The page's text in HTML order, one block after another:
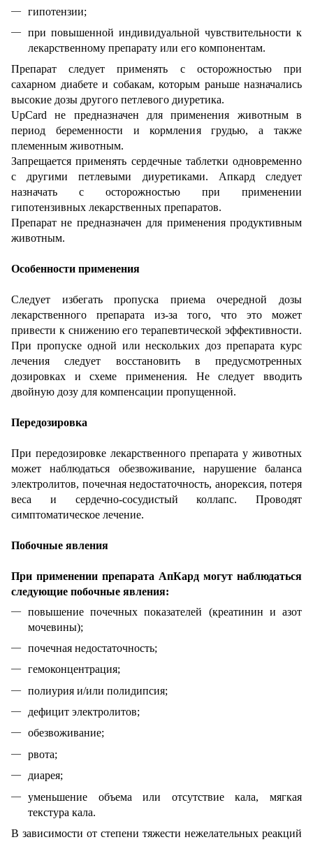
гипотензии;
при повышенной индивидуальной чувствительности к
лекарственному препарату или его компонентам.
Препарат следует применять с осторожностью при
сахарном диабете и собакам, которым раньше назначались
высокие дозы другого петлевого диуретика.
UpCard не предназначен для применения животным в
период беременности и кормления грудью, а также
племенным животным.
Запрещается применять сердечные таблетки одновременно
с другими петлевыми диуретиками. Апкард следует
назначать с осторожностью при применении
гипотензивных лекарственных препаратов.
Препарат не предназначен для применения продуктивным
животным.
Особенности применения
Следует избегать пропуска приема очередной дозы
лекарственного препарата из-за того, что это может
привести к снижению его терапевтической эффективности.
При пропуске одной или нескольких доз препарата курс
лечения следует восстановить в предусмотренных
дозировках и схеме применения. Не следует вводить
двойную дозу для компенсации пропущенной.
Передозировка
При передозировке лекарственного препарата у животных
может наблюдаться обезвоживание, нарушение баланса
электролитов, почечная недостаточность, анорексия, потеря
веса и сердечно-сосудистый коллапс. Проводят
симптоматическое лечение.
Побочные явления
При применении препарата АпКард могут наблюдаться
следующие побочные явления:
повышение почечных показателей (креатинин и азот
мочевины);
почечная недостаточность;
гемоконцентрация;
полиурия и/или полидипсия;
дефицит электролитов;
обезвоживание;
рвота;
диарея;
уменьшение объема или отсутствие кала, мягкая
текстура кала.
В зависимости от степени тяжести нежелательных реакций